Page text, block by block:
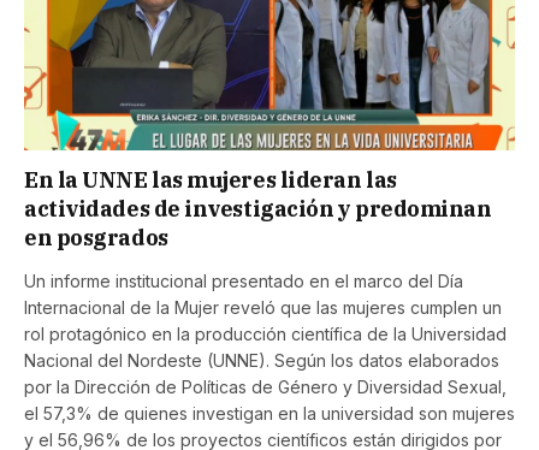
En la UNNE las mujeres lideran las
actividades de investigación y predominan
en posgrados
Un informe institucional presentado en el marco del Día
Internacional de la Mujer reveló que las mujeres cumplen un
rol protagónico en la producción científica de la Universidad
Nacional del Nordeste (UNNE). Según los datos elaborados
por la Dirección de Políticas de Género y Diversidad Sexual,
el 57,3% de quienes investigan en la universidad son mujeres
y el 56,96% de los proyectos científicos están dirigidos por